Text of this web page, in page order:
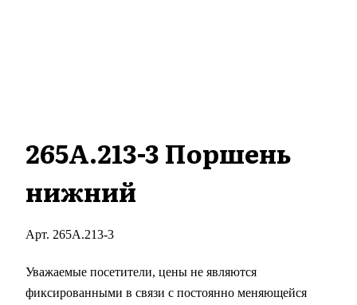
265А.213-3 Поршень
нижний
Арт. 265А.213-3
Уважаемые посетители, цены не являются
фиксированными в связи с постоянно меняющейся